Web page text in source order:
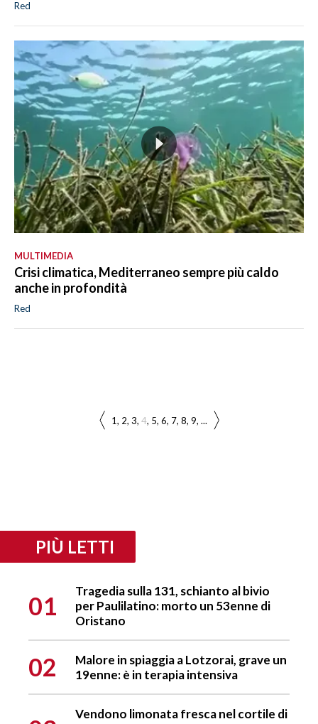
Red
MULTIMEDIA
Crisi climatica, Mediterraneo sempre più caldo
anche in profondità
Red
1 2 3 4 5 6 7 8 9 ...
PIÙ LETTI
01
Tragedia sulla 131, schianto al bivio
per Paulilatino: morto un 53enne di
Oristano
02
Malore in spiaggia a Lotzorai, grave un
19enne: è in terapia intensiva
Vendono limonata fresca nel cortile di